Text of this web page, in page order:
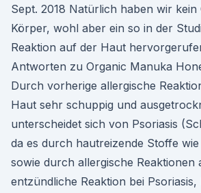
Sept. 2018 Natürlich haben wir kein
Körper, wohl aber ein so in der
Reaktion auf der Haut
Antworten zu Organic Manuka
Durch vorherige allergische
Haut sehr schuppig und
unterscheidet sich von Psoriasis
da es durch hautreizende Stoffe wie
sowie durch allergische Reaktionen
entzündliche Reaktion bei Psoriasis,